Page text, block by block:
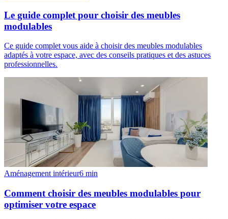
Le guide complet pour choisir des meubles
modulables
Ce guide complet vous aide à choisir des meubles modulables
adaptés à votre espace, avec des conseils pratiques et des astuces
professionnelles.
Aménagement intérieur6 min
Comment choisir des meubles modulables pour
optimiser votre espace